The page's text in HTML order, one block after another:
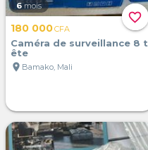
favorite_border
6 mois
180 000CFA
Caméra de surveillance 8 t
ête
location_on Bamako, Mali